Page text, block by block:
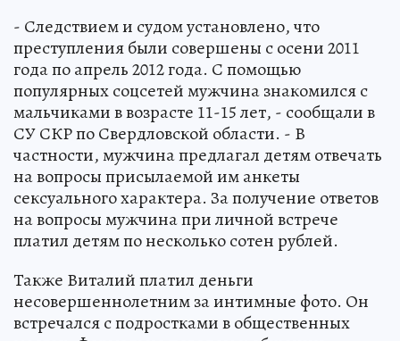
- Следствием и судом установлено, что
преступления были совершены с осени 2011
года по апрель 2012 года. С помощью
популярных соцсетей мужчина знакомился с
мальчиками в возрасте 11-15 лет, - сообщали в
СУ СКР по Свердловской области. - В
частности, мужчина предлагал детям отвечать
на вопросы присылаемой им анкеты
сексуального характера. За получение ответов
на вопросы мужчина при личной встрече
платил детям по несколько сотен рублей.
Также Виталий платил деньги
несовершеннолетним за интимные фото. Он
встречался с подростками в общественных